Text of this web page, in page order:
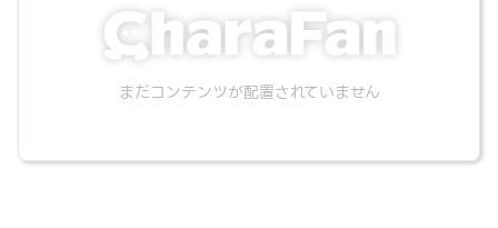
まだコンテンツが配置されていません